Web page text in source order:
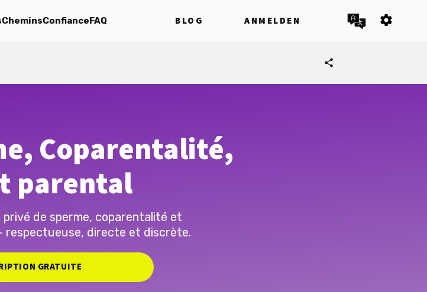
CheminsConfianceFAQ BLOG ANMELDEN settings
share
Coparentalité,
parental
de sperme, coparentalité et
respectueuse, directe et discrète.
GRATUITE